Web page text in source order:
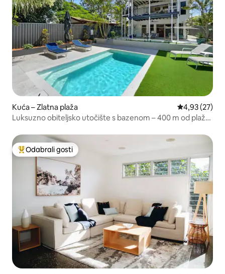
Kuća – Zlatna plaža Prosječna
4,93 (27)
Luksuzno obiteljsko utočište s bazenom – 400 m od plaže
Među najviše rangiranima s oznakom „Odabrali gosti”
Odabrali gosti